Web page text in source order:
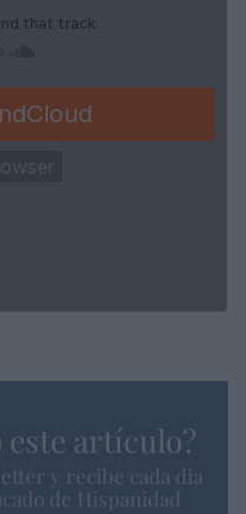
este artículo?
y recibe cada dia
de Hispanidad